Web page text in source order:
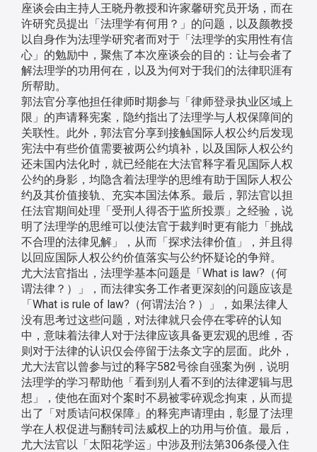
座谈会由主持人王晓丹教授和许家馨研究员开场，而在
许研究员提出「法理学有何用？」的问题，以及颜教授
以自身作为法理学研究者而对于「法理学的实用性有信
心」的勉励中，聚焦了本次座谈会的目的：让与会者了
解法理学的功用何在，以及为何对于我们的法律职涯有
所帮助。
郭法官分享他担任律师时期参与「律师登录执业区域上
限」的声请释宪案，隐约指出了法理学与人权保障间的
关联性。此外，郭法官分享到接触国际人权公约后发现
宪法中有些价值需要被两公约填补，以及国际人权公约
还未国内法化时，就已经能在大法官释字看见国际人权
公约的身影，均隐含着法理学的思维有助于国际人权公
约及其价值接轨、充实本国法体系。最后，郭法官以担
任法官期间处理「受刑人得否于监所投票」之经验，说
明了法理学的思维可以使法官于裁判时更有能力「挑战
不合理的法律见解」，从而「探求法律价值」，并且得
以回应国际人权公约价值落实与公约怀疑论的争辩。
尤大法官指出，法理学基本问题是「What is law?（何
谓法律？）」，而法律实务工作者更深刻的问题应该是
「What is rule of law?（何谓法治？）」，如果法律人
没有思考过这些问题，对法律就只会停在零碎的认知
中，意味着法律人对于法律应该具备更宏观的思维，否
则对于法律的认识仅会停留于法条文字的层面。此外，
尤大法官以曾参与过的释字582号徐自强案为例，说明
法理学的学习帮助他「看到别人看不到的法律逻辑与思
想」，使他在面对个案时不易被零碎观念拘束，从而提
出了「对质诘问权保障」的释宪声请理由，彰显了法理
学在人权促进与翻转司法威权上的功用与价值。最后，
尤大法官以「太阳花学运」中涉及刑法第306条侵入住